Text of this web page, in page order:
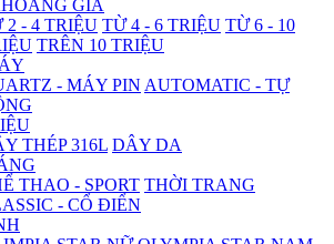
GIÁ
2 - 4 TRIỆU TỪ 4 - 6 TRIỆU TỪ 6 - 10
TRÊN 10 TRIỆU
- MÁY PIN AUTOMATIC - TỰ
THÉP 316L DÂY DA
THAO - SPORT THỜI TRANG
- CỔ ĐIỂN